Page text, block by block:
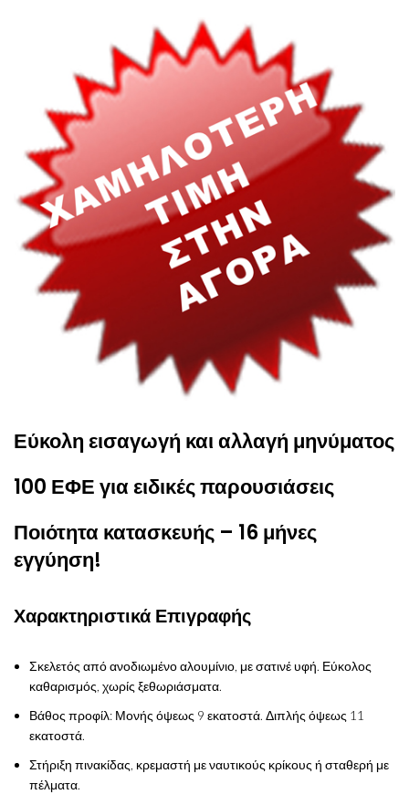
Εύκολη εισαγωγή και αλλαγή μηνύματος
100 ΕΦΕ για ειδικές παρουσιάσεις
Ποιότητα κατασκευής – 16 μήνες
εγγύηση!
Χαρακτηριστικά Επιγραφής
Σκελετός από ανοδιωμένο αλουμίνιο, με σατινέ υφή. Εύκολος
καθαρισμός, χωρίς ξεθωριάσματα.
Βάθος προφίλ: Μονής όψεως 9 εκατοστά. Διπλής όψεως 11
εκατοστά.
Στήριξη πινακίδας, κρεμαστή με ναυτικούς κρίκους ή σταθερή με
πέλματα.